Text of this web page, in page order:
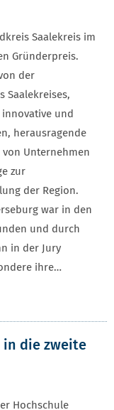
Saalekreis im
Gründerpreis.
der
Saalekreises,
und
herausragende
Unternehmen
zur
der Region.
war in den
und durch
in der Jury
ihre…
in die zweite
Hochschule